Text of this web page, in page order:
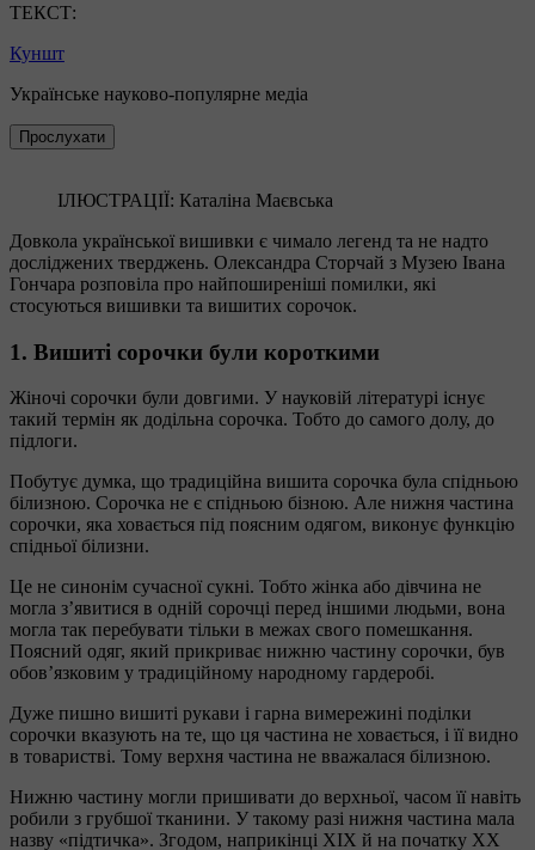
ТЕКСТ:
Куншт
Українське науково-популярне медіа
Прослухати
ІЛЮСТРАЦІЇ: Каталіна Маєвська
Довкола української вишивки є чимало легенд та не надто
досліджених тверджень. Олександра Сторчай з Музею Івана
Гончара розповіла про найпоширеніші помилки, які
стосуються вишивки та вишитих сорочок.
1. Вишиті сорочки були короткими
Жіночі сорочки були довгими. У науковій літературі існує
такий термін як додільна сорочка. Тобто до самого долу, до
підлоги.
Побутує думка, що традиційна вишита сорочка була спідньою
білизною. Сорочка не є спідньою бізною. Але нижня частина
сорочки, яка ховається під поясним одягом, виконує функцію
спідньої білизни.
Це не синонім сучасної сукні. Тобто жінка або дівчина не
могла з’явитися в одній сорочці перед іншими людьми, вона
могла так перебувати тільки в межах свого помешкання.
Поясний одяг, який прикриває нижню частину сорочки, був
обов’язковим у традиційному народному гардеробі.
Дуже пишно вишиті рукави і гарна вимережині поділки
сорочки вказують на те, що ця частина не ховається, і її видно
в товаристві. Тому верхня частина не вважалася білизною.
Нижню частину могли пришивати до верхньої, часом її навіть
робили з грубшої тканини. У такому разі нижня частина мала
назву «підтичка». Згодом, наприкінці ХІХ й на початку ХХ